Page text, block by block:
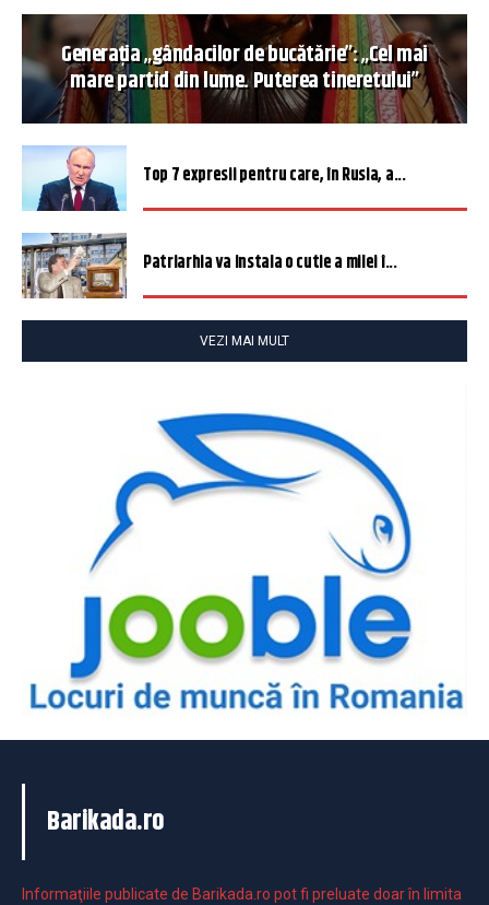
Generația „gândacilor de bucătărie”: „Cel mai
mare partid din lume. Puterea tineretului”
Top 7 expresii pentru care, în Rusia, a...
Patriarhia va instala o cutie a milei î...
VEZI MAI MULT
Barikada.ro
Informaţiile publicate de Barikada.ro pot fi preluate doar în limita